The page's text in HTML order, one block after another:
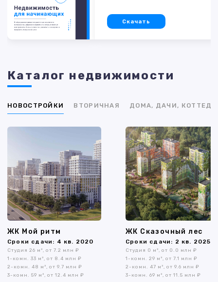
Скачать
Каталог недвижимости
НОВОСТРОЙКИ ВТОРИЧНАЯ ДОМА, ДАЧИ,
ЖК Мой ритм
Сроки сдачи: 4 кв. 2020
Студия 26 м², от 7.2 млн ₽
1-комн. 33 м², от 8.4 млн ₽
2-комн. 48 м², от 9.7 млн ₽
3-комн. 59 м², от 12.4 млн ₽
ЖК Сказочный лес
Сроки сдачи: 2 кв. 2025
Студия 0 м², от 0.0 млн ₽
1-комн. 29 м², от 7.1 млн ₽
2-комн. 47 м², от 9.6 млн ₽
3-комн. 69 м², от 11.5 млн ₽